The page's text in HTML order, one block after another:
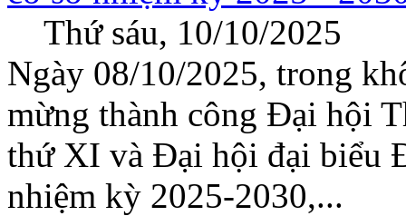
Thứ sáu, 10/10/2025
Ngày 08/10/2025, trong
mừng thành công Đại hội
thứ XI và Đại hội đại biểu
nhiệm kỳ 2025-2030,...